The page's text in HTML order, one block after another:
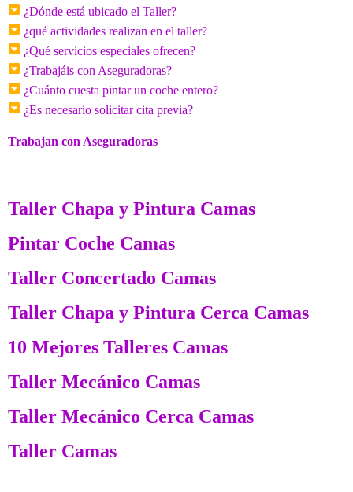
¿Dónde está ubicado el Taller?
¿qué actividades realizan en el taller?
¿Qué servicios especiales ofrecen?
¿Trabajáis con Aseguradoras?
¿Cuánto cuesta pintar un coche entero?
¿Es necesario solicitar cita previa?
Trabajan con Aseguradoras
Taller Chapa y Pintura Camas
Pintar Coche Camas
Taller Concertado Camas
Taller Chapa y Pintura Cerca Camas
10 Mejores Talleres Camas
Taller Mecánico Camas
Taller Mecánico Cerca Camas
Taller Camas